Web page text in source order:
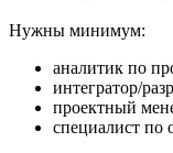
Нужны минимум:
аналитик по
интегратор/
проектный
специалист по